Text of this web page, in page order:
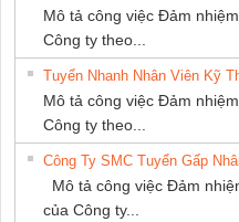
Mô tả công việc Đảm
Công ty theo...
Tuyển Nhanh Nhân Viên Kỹ
Mô tả công việc Đảm
Công ty theo...
Công Ty SMC Tuyển Gấp
Mô tả công việc Đảm
của Công ty...